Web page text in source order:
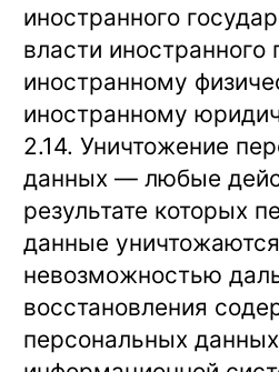
иностранного
власти иностранного
иностранному
иностранному
2.14. Уничтожение
данных — любые
результате которых
данные
невозможностью
восстановления
персональных